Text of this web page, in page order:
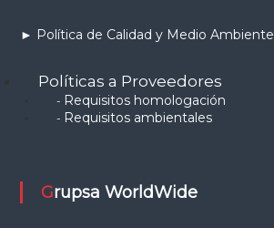
► Política de Calidad y Medio Ambiente
Políticas a Proveedores
- Requisitos homologación
- Requisitos ambientales
Grupsa WorldWide